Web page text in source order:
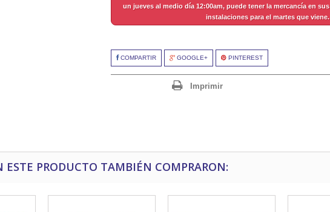
un jueves al medio día 12:00am, puede tener la mercancía en sus
instalaciones para el martes que viene.
COMPARTIR GOOGLE+ PINTEREST
Imprimir
ESTE PRODUCTO TAMBIÉN COMPRARON: